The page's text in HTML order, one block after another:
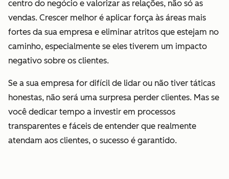
centro do negócio e valorizar as relações, não só as
vendas. Crescer melhor é aplicar força às áreas mais
fortes da sua empresa e eliminar atritos que estejam no
caminho, especialmente se eles tiverem um impacto
negativo sobre os clientes.
Se a sua empresa for difícil de lidar ou não tiver táticas
honestas, não será uma surpresa perder clientes. Mas se
você dedicar tempo a investir em processos
transparentes e fáceis de entender que realmente
atendam aos clientes, o sucesso é garantido.